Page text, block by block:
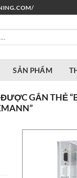
SẢN PHẨM
GẮN THẺ